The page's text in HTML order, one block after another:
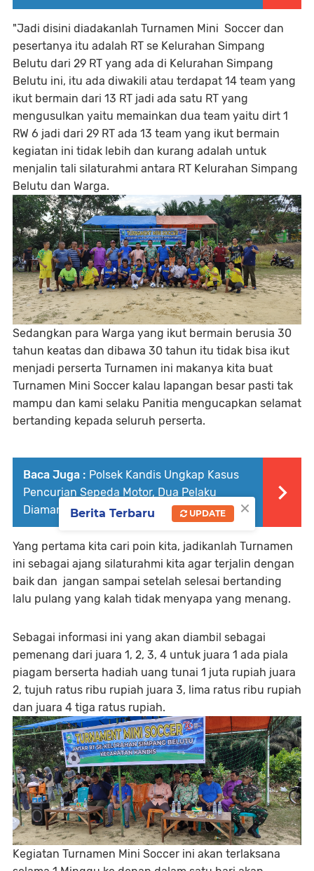
"Jadi disini diadakanlah Turnamen Mini Soccer dan
pesertanya itu adalah RT se Kelurahan Simpang
Belutu dari 29 RT yang ada di Kelurahan Simpang
Belutu ini, itu ada diwakili atau terdapat 14 team yang
ikut bermain dari 13 RT jadi ada satu RT yang
mengusulkan yaitu memainkan dua team yaitu dirt 1
RW 6 jadi dari 29 RT ada 13 team yang ikut bermain
kegiatan ini tidak lebih dan kurang adalah untuk
menjalin tali silaturahmi antara RT Kelurahan Simpang
Belutu dan Warga.
Sedangkan para Warga yang ikut bermain berusia 30
tahun keatas dan dibawa 30 tahun itu tidak bisa ikut
menjadi perserta Turnamen ini makanya kita buat
Turnamen Mini Soccer kalau lapangan besar pasti tak
mampu dan kami selaku Panitia mengucapkan selamat
bertanding kepada seluruh perserta.
Baca Juga : Polsek Kandis Ungkap Kasus
Pencurian Sepeda Motor, Dua Pelaku
Diamankan
Yang pertama kita cari poin kita, jadikanlah Turnamen
ini sebagai ajang silaturahmi kita agar terjalin dengan
baik dan jangan sampai setelah selesai bertanding
lalu pulang yang kalah tidak menyapa yang menang.
Sebagai informasi ini yang akan diambil sebagai
pemenang dari juara 1, 2, 3, 4 untuk juara 1 ada piala
piagam berserta hadiah uang tunai 1 juta rupiah juara
2, tujuh ratus ribu rupiah juara 3, lima ratus ribu rupiah
dan juara 4 tiga ratus rupiah.
Kegiatan Turnamen Mini Soccer ini akan terlaksana
×
Berita Terbaru UPDATE